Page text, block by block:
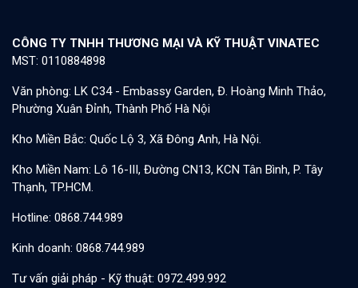
CÔNG TY TNHH THƯƠNG MẠI VÀ KỸ THUẬT VINATEC
MST: 0110884898
Văn phòng: LK C34 - Embassy Garden, Đ. Hoàng Minh Thảo,
Phường Xuân Đỉnh, Thành Phố Hà Nội
Kho Miền Bắc: Quốc Lộ 3, Xã Đông Anh, Hà Nội.
Kho Miền Nam: Lô 16-III, Đường CN13, KCN Tân Bình, P. Tây
Thạnh, TP.HCM.
Hotline: 0868.744.989
Kinh doanh: 0868.744.989
Tư vấn giải pháp - Kỹ thuật: 0972.499.992